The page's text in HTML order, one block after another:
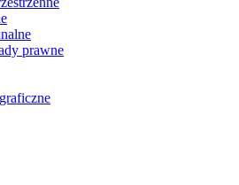
prawne